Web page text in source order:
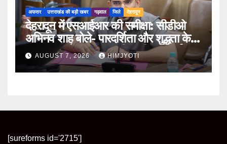
अफसर उत्तराखंड की बड़ी खबर गढ़वाल जिले देहरादून
देहरादून में एसआईआर की समीक्षा: सीडीओ
अभिनव शाह बोले- पारदर्शिता और शुद्धता के
साथ पूरा करें मतदाता सूची पुनरीक्षण कार्य
AUGUST 7, 2026 HIMJYOTI
[sureforms id='2715']